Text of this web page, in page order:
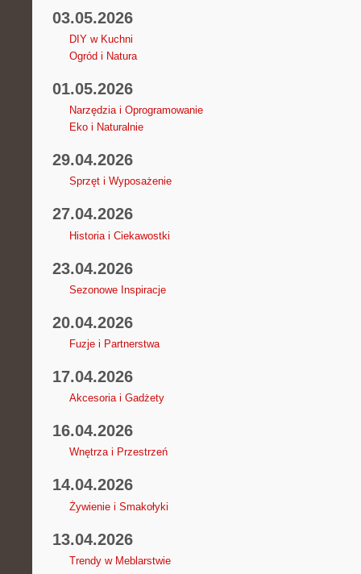
03.05.2026
DIY w Kuchni
Ogród i Natura
01.05.2026
Narzędzia i Oprogramowanie
Eko i Naturalnie
29.04.2026
Sprzęt i Wyposażenie
27.04.2026
Historia i Ciekawostki
23.04.2026
Sezonowe Inspiracje
20.04.2026
Fuzje i Partnerstwa
17.04.2026
Akcesoria i Gadżety
16.04.2026
Wnętrza i Przestrzeń
14.04.2026
Żywienie i Smakołyki
13.04.2026
Trendy w Meblarstwie